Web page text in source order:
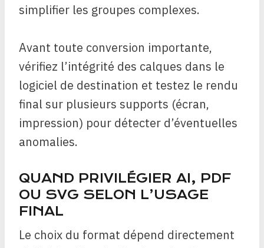
simplifier les groupes complexes.
Avant toute conversion importante,
vérifiez l’intégrité des calques dans le
logiciel de destination et testez le rendu
final sur plusieurs supports (écran,
impression) pour détecter d’éventuelles
anomalies.
QUAND PRIVILÉGIER AI, PDF
OU SVG SELON L’USAGE
FINAL
Le choix du format dépend directement